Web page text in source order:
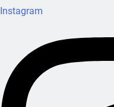
Instagram